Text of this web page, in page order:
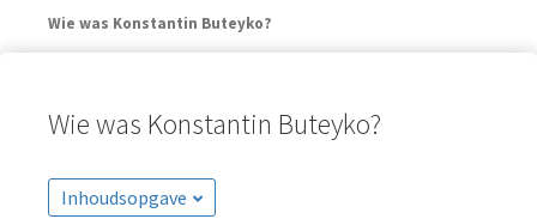
Wie was Konstantin Buteyko?
Wie was Konstantin Buteyko?
Inhoudsopgave